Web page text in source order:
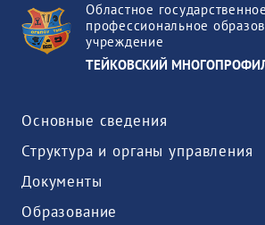
Областное
профессиональное
учреждение
ТЕЙКОВСКИЙ
Основные сведения
Структура и органы управления
Документы
Образование